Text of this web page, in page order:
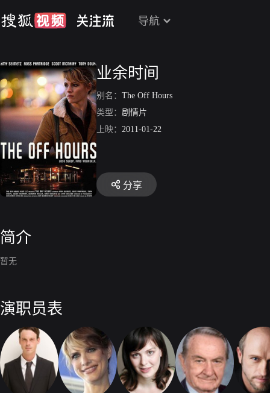
导航
业余时间
别名： The Off Hours
类型： 剧情片
上映： 2011-01-22
分享
简介
暂无
演职员表